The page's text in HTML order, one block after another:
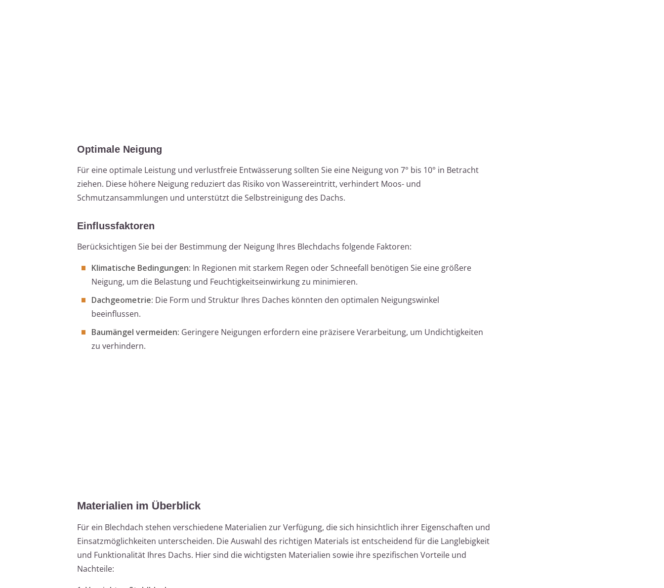
Optimale Neigung
Für eine optimale Leistung und verlustfreie Entwässerung sollten Sie eine Neigung von 7° bis 10° in Betracht
ziehen. Diese höhere Neigung reduziert das Risiko von Wassereintritt, verhindert Moos- und
Schmutzansammlungen und unterstützt die Selbstreinigung des Dachs.
Einflussfaktoren
Berücksichtigen Sie bei der Bestimmung der Neigung Ihres Blechdachs folgende Faktoren:
Klimatische Bedingungen: In Regionen mit starkem Regen oder Schneefall benötigen Sie eine größere
Neigung, um die Belastung und Feuchtigkeitseinwirkung zu minimieren.
Dachgeometrie: Die Form und Struktur Ihres Daches könnten den optimalen Neigungswinkel
beeinflussen.
Baumängel vermeiden: Geringere Neigungen erfordern eine präzisere Verarbeitung, um Undichtigkeiten
zu verhindern.
Materialien im Überblick
Für ein Blechdach stehen verschiedene Materialien zur Verfügung, die sich hinsichtlich ihrer Eigenschaften und
Einsatzmöglichkeiten unterscheiden. Die Auswahl des richtigen Materials ist entscheidend für die Langlebigkeit
und Funktionalität Ihres Dachs. Hier sind die wichtigsten Materialien sowie ihre spezifischen Vorteile und
Nachteile: